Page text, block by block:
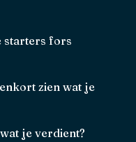
starters fors
zien wat je
je verdient?